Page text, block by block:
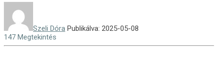
Szeli Dóra Publikálva: 2025-05-08
147 Megtekintés